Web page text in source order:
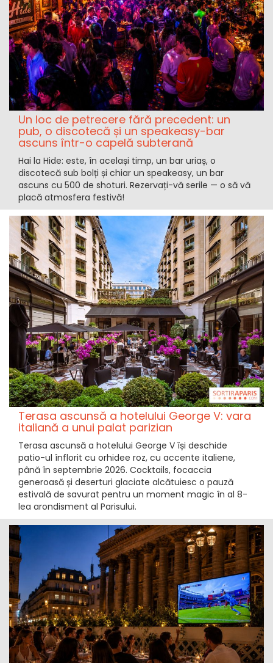
Un loc de petrecere fără precedent: un
pub, o discotecă și un speakeasy-bar
ascuns într-o capelă subterană
Hai la Hide: este, în același timp, un bar uriaș, o
discotecă sub bolți și chiar un speakeasy, un bar
ascuns cu 500 de shoturi. Rezervați-vă serile — o să vă
placă atmosfera festivă!
Terasa ascunsă a hotelului George V: vara
italiană a unui palat parizian
Terasa ascunsă a hotelului George V își deschide
patio-ul înflorit cu orhidee roz, cu accente italiene,
până în septembrie 2026. Cocktails, focaccia
generoasă și deserturi glaciate alcătuiesc o pauză
estivală de savurat pentru un moment magic în al 8-
lea arondisment al Parisului.